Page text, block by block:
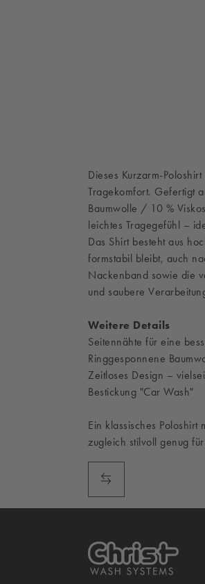
Dieses Kurzarm-
Tragekomfort. Gefertigt
Baumwolle / 10 %
leichtes Tragegefühl –
Das Shirt besteht aus
formstabil bleibt, auch
Nackenband sowie die
und saubere
Weitere Details
Seitennähte für eine
Ringgesponnene
Zeitloses Design –
Bestickung "Car Wash"
Ein klassisches
zugleich stilvoll genug